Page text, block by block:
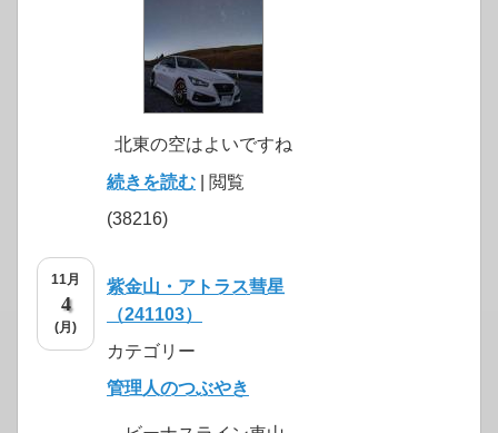
北東の空はよいですね
続きを読む | 閲覧
(38216)
11月
4
(月)
紫金山・アトラス彗星
（241103）
カテゴリー
管理人のつぶやき